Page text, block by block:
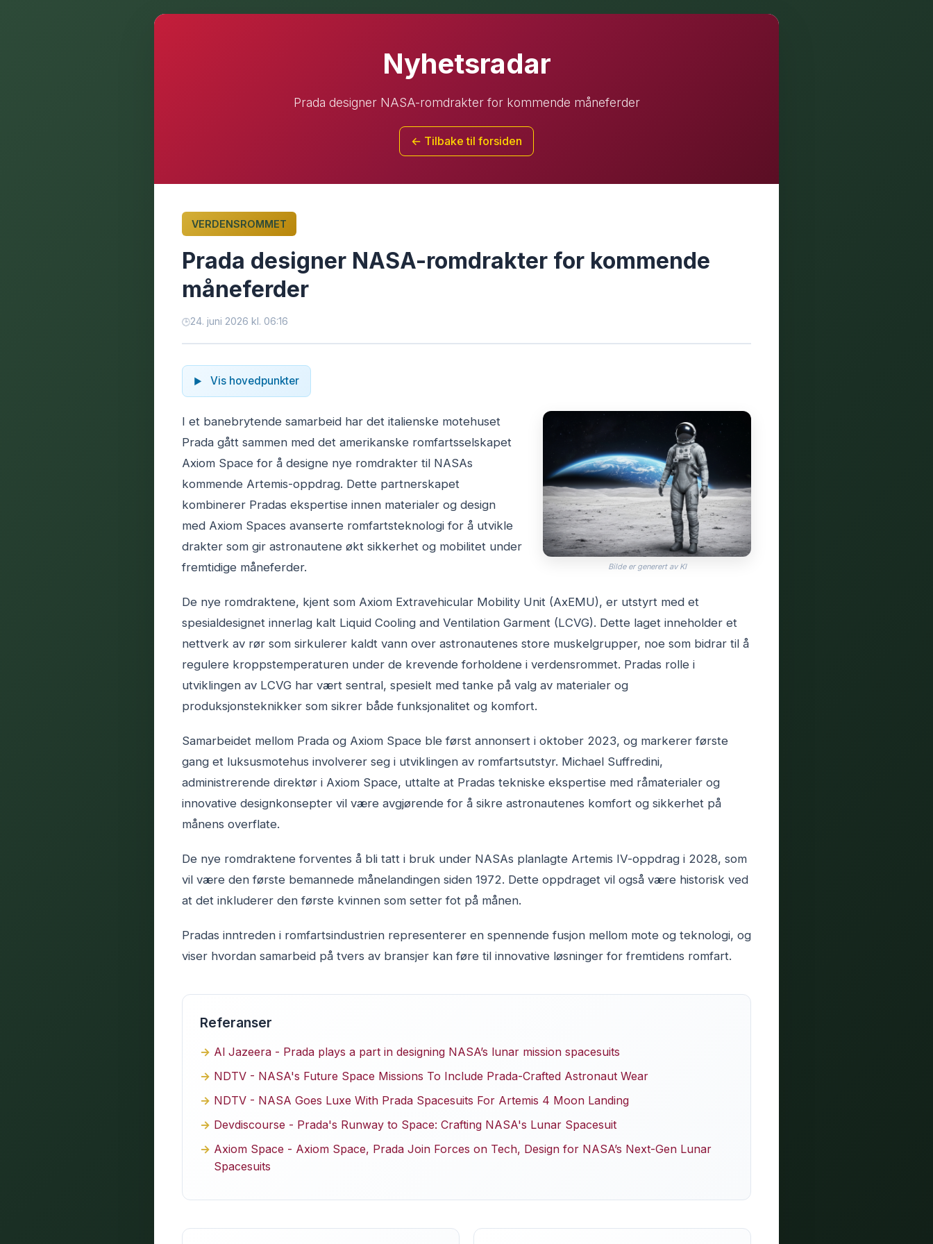
Nyhetsradar
Prada designer NASA-romdrakter for kommende måneferder
← Tilbake til forsiden
VERDENSROMMET
Prada designer NASA-romdrakter for kommende
måneferder
24. juni 2026 kl. 06:16
Vis hovedpunkter
Bilde er generert av KI
I et banebrytende samarbeid har det italienske motehuset
Prada gått sammen med det amerikanske romfartsselskapet
Axiom Space for å designe nye romdrakter til NASAs
kommende Artemis-oppdrag. Dette partnerskapet
kombinerer Pradas ekspertise innen materialer og design
med Axiom Spaces avanserte romfartsteknologi for å utvikle
drakter som gir astronautene økt sikkerhet og mobilitet under
fremtidige måneferder.
De nye romdraktene, kjent som Axiom Extravehicular Mobility Unit (AxEMU), er utstyrt med et
spesialdesignet innerlag kalt Liquid Cooling and Ventilation Garment (LCVG). Dette laget inneholder et
nettverk av rør som sirkulerer kaldt vann over astronautenes store muskelgrupper, noe som bidrar til å
regulere kroppstemperaturen under de krevende forholdene i verdensrommet. Pradas rolle i
utviklingen av LCVG har vært sentral, spesielt med tanke på valg av materialer og
produksjonsteknikker som sikrer både funksjonalitet og komfort.
Samarbeidet mellom Prada og Axiom Space ble først annonsert i oktober 2023, og markerer første
gang et luksusmotehus involverer seg i utviklingen av romfartsutstyr. Michael Suffredini,
administrerende direktør i Axiom Space, uttalte at Pradas tekniske ekspertise med råmaterialer og
innovative designkonsepter vil være avgjørende for å sikre astronautenes komfort og sikkerhet på
månens overflate.
De nye romdraktene forventes å bli tatt i bruk under NASAs planlagte Artemis IV-oppdrag i 2028, som
vil være den første bemannede månelandingen siden 1972. Dette oppdraget vil også være historisk ved
at det inkluderer den første kvinnen som setter fot på månen.
Pradas inntreden i romfartsindustrien representerer en spennende fusjon mellom mote og teknologi, og
viser hvordan samarbeid på tvers av bransjer kan føre til innovative løsninger for fremtidens romfart.
Referanser
Al Jazeera - Prada plays a part in designing NASA’s lunar mission spacesuits
NDTV - NASA's Future Space Missions To Include Prada-Crafted Astronaut Wear
NDTV - NASA Goes Luxe With Prada Spacesuits For Artemis 4 Moon Landing
Devdiscourse - Prada's Runway to Space: Crafting NASA's Lunar Spacesuit
Axiom Space - Axiom Space, Prada Join Forces on Tech, Design for NASA’s Next-Gen Lunar
Spacesuits